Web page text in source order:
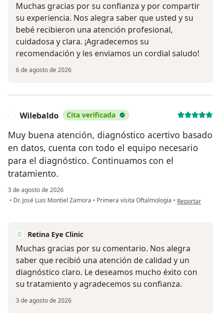
Muchas gracias por su confianza y por compartir
su experiencia. Nos alegra saber que usted y su
bebé recibieron una atención profesional,
cuidadosa y clara. ¡Agradecemos su
recomendación y les enviamos un cordial saludo!
6 de agosto de 2026
Wilebaldo Cita verificada
Muy buena atención, diagnóstico acertivo basado
en datos, cuenta con todo el equipo necesario
para el diagnóstico. Continuamos con el
tratamiento.
3 de agosto de 2026
• Dr. José Luis Montiel Zamora • Primera visita Oftalmología • en opinión del
Reportar
Retina Eye Clinic
Muchas gracias por su comentario. Nos alegra
saber que recibió una atención de calidad y un
diagnóstico claro. Le deseamos mucho éxito con
su tratamiento y agradecemos su confianza.
3 de agosto de 2026